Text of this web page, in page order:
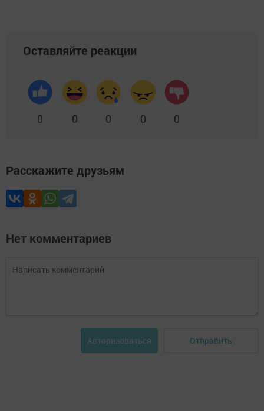
Оставляйте реакции
0 0 0 0 0
Расскажите друзьям
Нет комментариев
Авторизоваться Отправить